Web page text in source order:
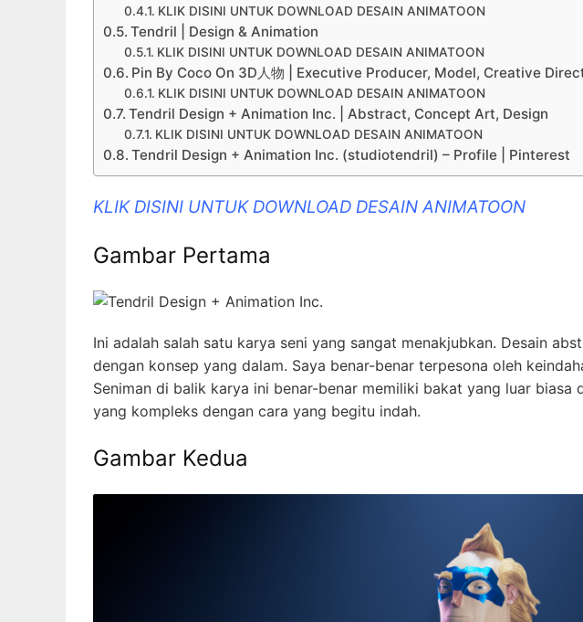
KLIK DISINI UNTUK DOWNLOAD DESAIN ANIMATOON
Tendril | Design & Animation
KLIK DISINI UNTUK DOWNLOAD DESAIN ANIMATOON
Pin By Coco On 3D人物 | Executive Producer, Model, Creative
KLIK DISINI UNTUK DOWNLOAD DESAIN ANIMATOON
Tendril Design + Animation Inc. | Abstract, Concept Art, Design
KLIK DISINI UNTUK DOWNLOAD DESAIN ANIMATOON
Tendril Design + Animation Inc. (studiotendril) – Profile | Pinterest
KLIK DISINI UNTUK DOWNLOAD DESAIN ANIMATOON
Gambar Pertama
Ini adalah salah satu karya seni yang sangat menakjubkan. Desain
dengan konsep yang dalam. Saya benar-benar terpesona oleh
Seniman di balik karya ini benar-benar memiliki bakat yang luar biasa
yang kompleks dengan cara yang begitu indah.
Gambar Kedua